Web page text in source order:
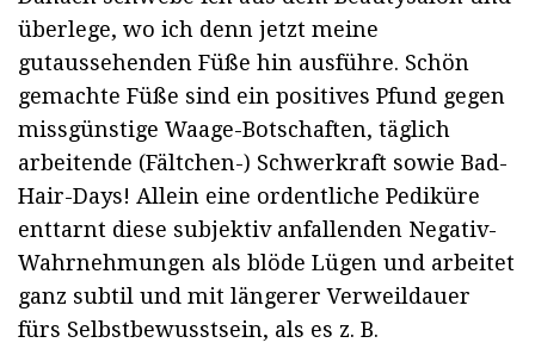
überlege, wo ich denn jetzt meine
gutaussehenden Füße hin ausführe. Schön
gemachte Füße sind ein positives Pfund gegen
missgünstige Waage-Botschaften, täglich
arbeitende (Fältchen-) Schwerkraft sowie Bad-
Hair-Days! Allein eine ordentliche Pediküre
enttarnt diese subjektiv anfallenden Negativ-
Wahrnehmungen als blöde Lügen und arbeitet
ganz subtil und mit längerer Verweildauer
fürs Selbstbewusstsein, als es z. B.